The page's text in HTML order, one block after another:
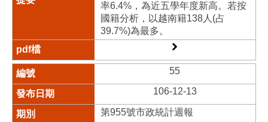
率6.4%，為近五學年度新高。若按
國籍分析，以越南籍138人(占
39.7%)為最多。
55
106-12-13
第955號市政統計週報